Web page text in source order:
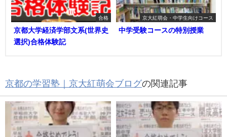
合格
京都大学経済学部文系(世界史
選択)合格体験記
京大紅萌会・中学生向けコース
中学受験コースの特別授業
京都の学習塾｜京大紅萌会ブログの関連記事